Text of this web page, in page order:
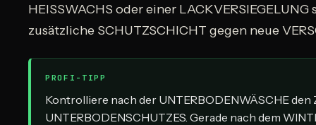
HEISSWACHS oder einer
zusätzliche SCHUTZSCHICHT gegen neue
PROFI-TIPP
Kontrolliere nach der UNTERBODENWÄSCHE den
UNTERBODENSCHUTZES. Gerade nach dem